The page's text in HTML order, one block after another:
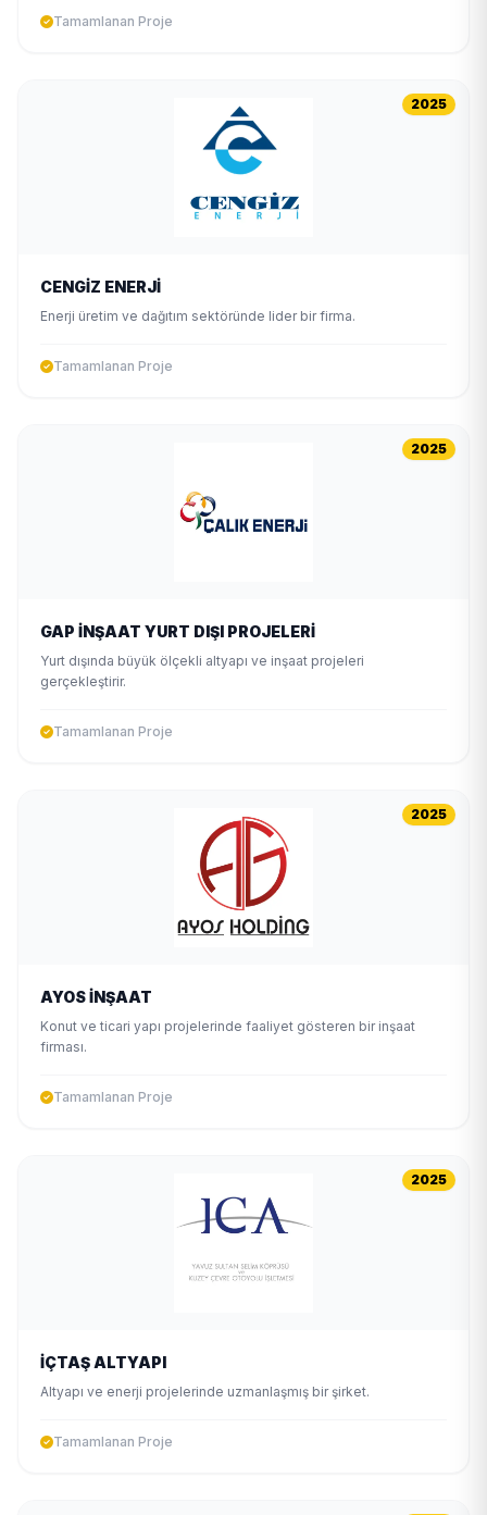
Tamamlanan Proje
2025
CENGİZ ENERJİ
Enerji üretim ve dağıtım sektöründe lider bir firma.
Tamamlanan Proje
2025
GAP İNŞAAT YURT DIŞI PROJELERİ
Yurt dışında büyük ölçekli altyapı ve inşaat projeleri
gerçekleştirir.
Tamamlanan Proje
2025
AYOS İNŞAAT
Konut ve ticari yapı projelerinde faaliyet gösteren bir inşaat
firması.
Tamamlanan Proje
2025
İÇTAŞ ALTYAPI
Altyapı ve enerji projelerinde uzmanlaşmış bir şirket.
Tamamlanan Proje